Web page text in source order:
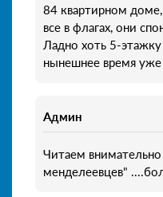
84 квартирном
все в флагах, они
Ладно хоть 5-
нынешнее время
Админ
Читаем
менделеевцев"